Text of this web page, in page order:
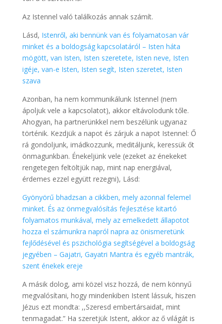
Az Istennel való találkozás annak számít.
Lásd, Istenről, aki bennünk van és folyamatosan vár
minket és a boldogság kapcsolatáról – Isten háta
mögött, van Isten, Isten szeretete, Isten neve, Isten
igéje, van-e Isten, Isten segít, Isten szeretet, Isten
szava
Azonban, ha nem kommunikálunk Istennel (nem
ápoljuk vele a kapcsolatot), akkor eltávolodunk tőle.
Ahogyan, ha partnerünkkel nem beszélünk ugyanaz
történik. Kezdjük a napot és zárjuk a napot Istennel: Ő
rá gondoljunk, imádkozzunk, meditáljunk, keressük őt
önmagunkban. Énekeljünk vele (ezeket az énekeket
rengetegen feltöltjük nap, mint nap energiával,
érdemes ezzel együtt rezegni), Lásd:
Gyönyörű bhadzsan a cikkben, mely azonnal felemel
minket. És az önmegvalósítás fejlesztése kitartó
folyamatos munkával, mely az emelkedett állapotot
hozza el számunkra napról napra az önismeretünk
fejlődésével és pszichológia segítségével a boldogság
jegyében – Gajatri, Gayatri Mantra és egyéb mantrák,
szent énekek ereje
A másik dolog, ami közel visz hozzá, de nem könnyű
megvalósítani, hogy mindenkiben Istent lássuk, hiszen
Jézus ezt mondta: ,,Szeresd embertársaidat, mint
tenmagadat.” Ha szeretjük Istent, akkor az ő világát is